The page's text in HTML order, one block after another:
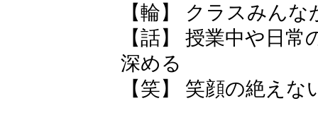
【輪】 クラスみん
【話】 授業中や日
深める
【笑】 笑顔の絶え